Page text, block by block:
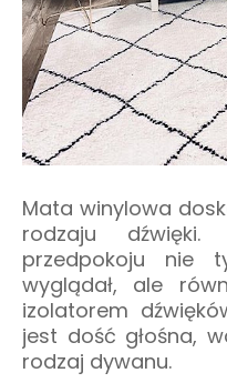
Mata winylowa
rodzaju
przedpokoju nie
wyglądał, ale
izolatorem
jest dość głośna,
rodzaj dywanu.